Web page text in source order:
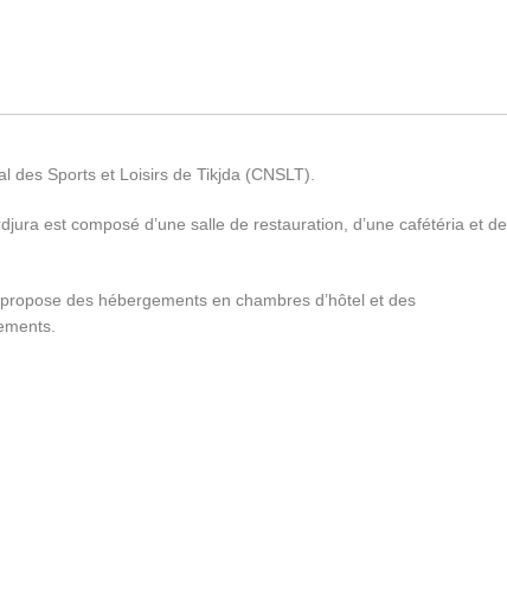
des Sports et Loisirs de Tikjda (CNSLT).
est composé d’une salle de restauration, d’une cafétéria et de
propose des hébergements en chambres d’hôtel et des